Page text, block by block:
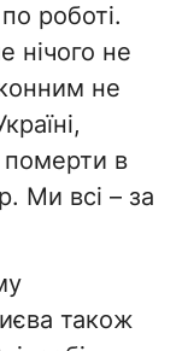
роботі.
нічого не
не
померти в
Ми всі – за
також